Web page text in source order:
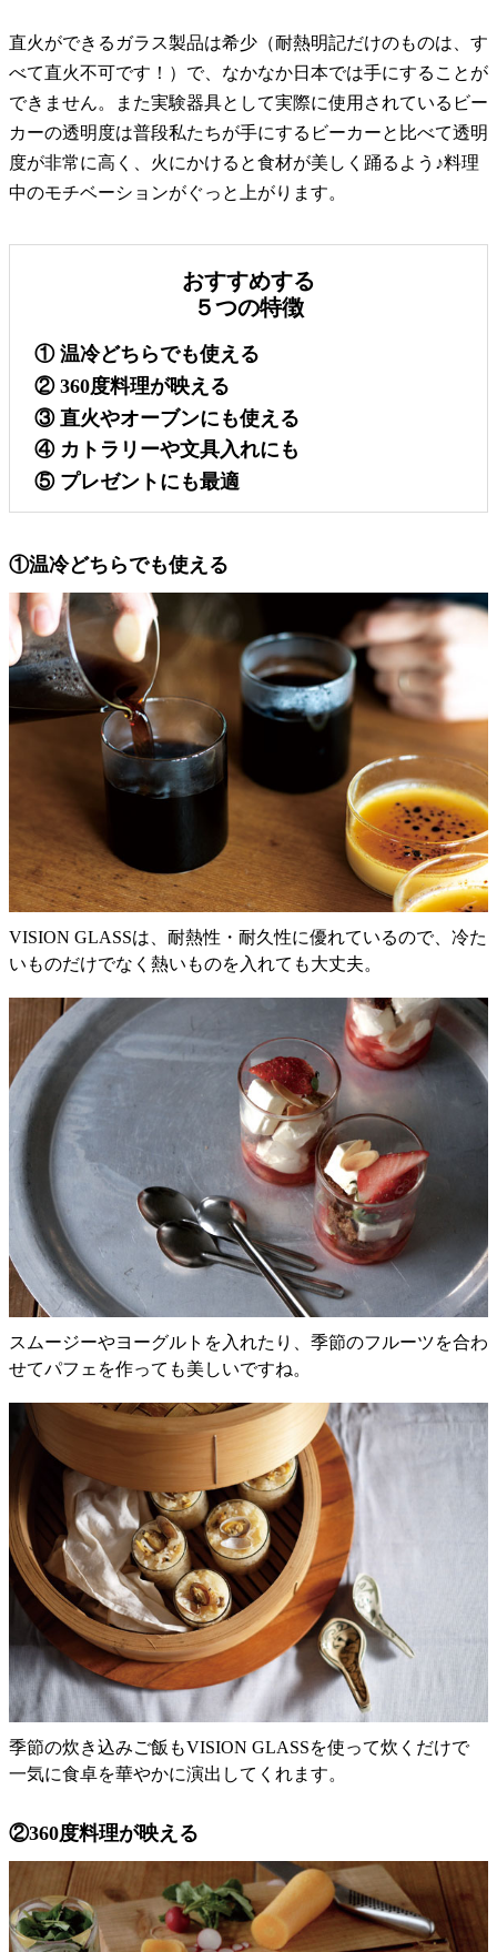
直火ができるガラス製品は希少（耐熱明記だけのものは、す
べて直火不可です！）で、なかなか日本では手にすることが
できません。また実験器具として実際に使用されているビー
カーの透明度は普段私たちが手にするビーカーと比べて透明
度が非常に高く、火にかけると食材が美しく踊るよう♪料理
中のモチベーションがぐっと上がります。
おすすめする
５つの特徴
① 温冷どちらでも使える
② 360度料理が映える
③ 直火やオーブンにも使える
④ カトラリーや文具入れにも
⑤ プレゼントにも最適
①温冷どちらでも使える
VISION GLASSは、耐熱性・耐久性に優れているので、冷た
いものだけでなく熱いものを入れても大丈夫。
スムージーやヨーグルトを入れたり、季節のフルーツを合わ
せてパフェを作っても美しいですね。
季節の炊き込みご飯もVISION GLASSを使って炊くだけで
一気に食卓を華やかに演出してくれます。
②360度料理が映える